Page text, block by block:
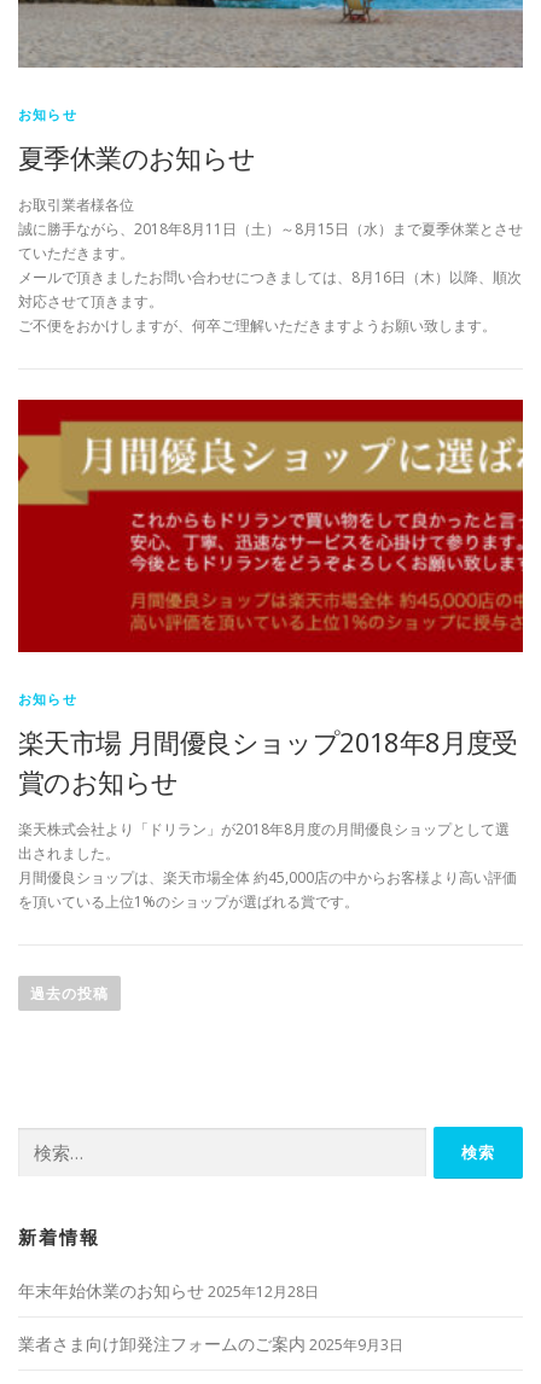
お知らせ
夏季休業のお知らせ
お取引業者様各位
誠に勝手ながら、2018年8月11日（土）～8月15日（水）まで夏季休業とさせ
ていただきます。
メールで頂きましたお問い合わせにつきましては、8月16日（木）以降、順次
対応させて頂きます。
ご不便をおかけしますが、何卒ご理解いただきますようお願い致します。
お知らせ
楽天市場 月間優良ショップ2018年8月度受
賞のお知らせ
楽天株式会社より「ドリラン」が2018年8月度の月間優良ショップとして選
出されました。
月間優良ショップは、楽天市場全体 約45,000店の中からお客様より高い評価
を頂いている上位1%のショップが選ばれる賞です。
稿
シ
過去の投稿
索:
新着情報
年末年始休業のお知らせ2025年12月28日
業者さま向け卸発注フォームのご案内 2025年9月3日